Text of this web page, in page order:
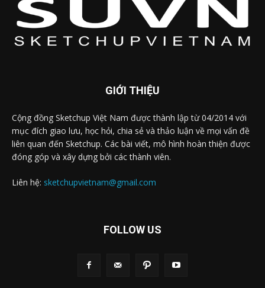
GIỚI THIỆU
Cộng đồng Sketchup Việt Nam được thành lập từ 04/2014 với
mục đích giao lưu, học hỏi, chia sẻ và thảo luận về mọi vấn đề
liên quan đến Sketchup. Các bài viết, mô hình hoàn thiện được
đóng góp và xây dựng bởi các thành viên.
Liên hệ: sketchupvietnam@gmail.com
FOLLOW US